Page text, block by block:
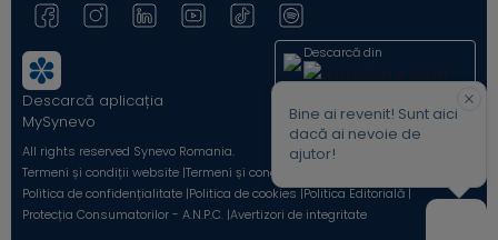
Descarcă aplicația
MySynevo
Descarcă din
All rights reserved Synevo Romania.
Termeni și condiții website |Termeni și condiții Shop Online |
Politica de confidențialitate |Politica de cookies |Politica Editorială |
Protecția Consumatorilor - A.N.P.C. |Avertizori de integritate
Bine ai revenit! Sunt aici
dacă ai nevoie de
ajutor!